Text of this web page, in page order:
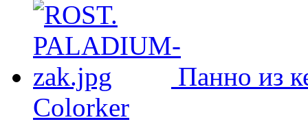
Панно из
Colorker